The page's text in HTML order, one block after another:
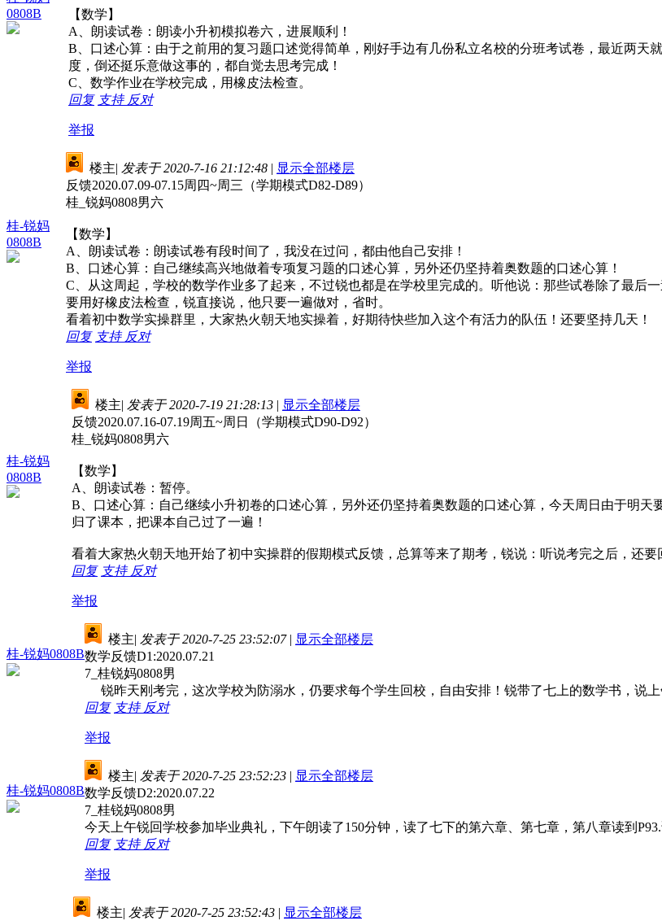
0808B
【数学】
A、朗读试卷：朗读小升初模拟卷六，进展顺利！
B、口述心算：由于之前用的复习题口述觉得简单，刚好手边有几份私立名校的分班考试卷，最近两
度，倒还挺乐意做这事的，都自觉去思考完成！
C、数学作业在学校完成，用橡皮法检查。
回复 支持 反对
举报
桂-锐妈
0808B
楼主| 发表于 2020-7-16 21:12:48 | 显示全部楼层
反馈2020.07.09-07.15周四~周三（学期模式D82-D89）
桂_锐妈0808男六
【数学】
A、朗读试卷：朗读试卷有段时间了，我没在过问，都由他自己安排！
B、口述心算：自己继续高兴地做着专项复习题的口述心算，另外还仍坚持着奥数题的口述心算！
C、从这周起，学校的数学作业多了起来，不过锐也都是在学校里完成的。听他说：那些试卷除了最后
要用好橡皮法检查，锐直接说，他只要一遍做对，省时。
看着初中数学实操群里，大家热火朝天地实操着，好期待快些加入这个有活力的队伍！还要坚持几天！
回复 支持 反对
举报
桂-锐妈
0808B
楼主| 发表于 2020-7-19 21:28:13 | 显示全部楼层
反馈2020.07.16-07.19周五~周日（学期模式D90-D92）
桂_锐妈0808男六
【数学】
A、朗读试卷：暂停。
B、口述心算：自己继续小升初卷的口述心算，另外还仍坚持着奥数题的口述心算，今天周日由于明
归了课本，把课本自己过了一遍！
看着大家热火朝天地开始了初中实操群的假期模式反馈，总算等来了期考，锐说：听说考完之后，还要
回复 支持 反对
举报
桂-锐妈0808B
楼主| 发表于 2020-7-25 23:52:07 | 显示全部楼层
数学反馈D1:2020.07.21
7_桂锐妈0808男
锐昨天刚考完，这次学校为防溺水，仍要求每个学生回校，自由安排！锐带了七上的数学书，说
回复 支持 反对
举报
桂-锐妈0808B
楼主| 发表于 2020-7-25 23:52:23 | 显示全部楼层
数学反馈D2:2020.07.22
7_桂锐妈0808男
今天上午锐回学校参加毕业典礼，下午朗读了150分钟，读了七下的第六章、第七章，第八章读到
回复 支持 反对
举报
楼主| 发表于 2020-7-25 23:52:43 | 显示全部楼层